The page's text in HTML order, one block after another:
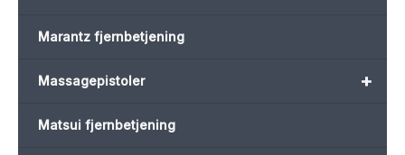
Marantz fjernbetjening
+
Massagepistoler
Matsui fjernbetjening